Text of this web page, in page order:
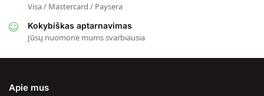
Visa / Mastercard / Paysera
Kokybiškas aptarnavimas
Jūsų nuomonė mums svarbiausia
Apie mus